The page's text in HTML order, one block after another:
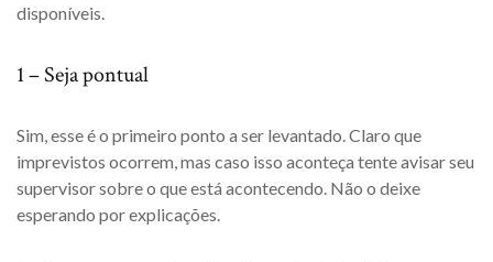
disponíveis.
1 – Seja pontual
Sim, esse é o primeiro ponto a ser levantado. Claro que
imprevistos ocorrem, mas caso isso aconteça tente avisar seu
supervisor sobre o que está acontecendo. Não o deixe
esperando por explicações.